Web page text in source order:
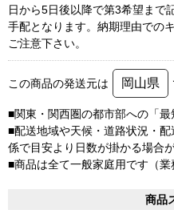
日から5日後以降で第3希望まで
手配となります。納期理由での
ご注意下さい。
この商品の発送元は 岡山県
■関東・関西圏の都市部への「最
■配送地域や天候・道路状況・
係で目安より日数が掛かる場合
■商品は全て一般家庭用です（業
商品